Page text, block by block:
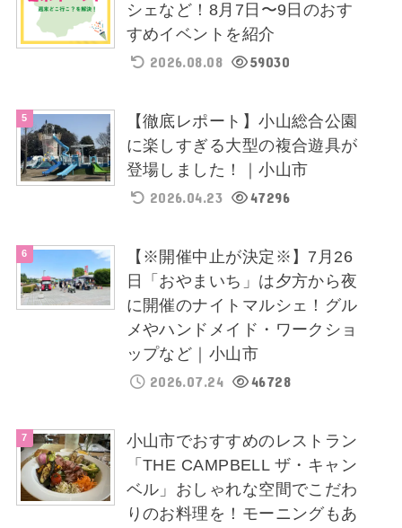
シェなど！8月7日〜9日のおす
すめイベントを紹介
2026.08.08 59030
【徹底レポート】小山総合公園
に楽しすぎる大型の複合遊具が
登場しました！｜小山市
2026.04.23 47296
【※開催中止が決定※】7月26
日「おやまいち」は夕方から夜
に開催のナイトマルシェ！グル
メやハンドメイド・ワークショ
ップなど｜小山市
2026.07.24 46728
小山市でおすすめのレストラン
「THE CAMPBELL ザ・キャン
ベル」おしゃれな空間でこだわ
りのお料理を！モーニングもあ